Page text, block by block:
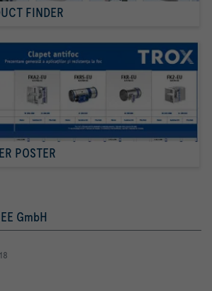
FINDER
POSTER
GmbH